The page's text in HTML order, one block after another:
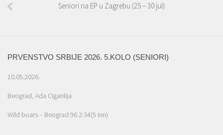
Seniori na EP u Zagrebu (25 – 30 jul)
PRVENSTVO SRBIJE 2026. 5.KOLO (SENIORI)
10.05.2026.
Beograd, Ada Ciganlija
Wild boars – Beograd 96 2:34(5 inn)